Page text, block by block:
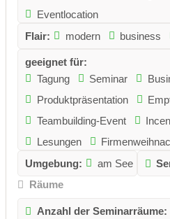
Eventlocation
Flair:
modern business
geeignet für:
Tagung
Seminar
Produktpräsentation
Teambuilding-Event
Lesungen
Umgebung:
am See
Räume
Anzahl der Seminarräume: